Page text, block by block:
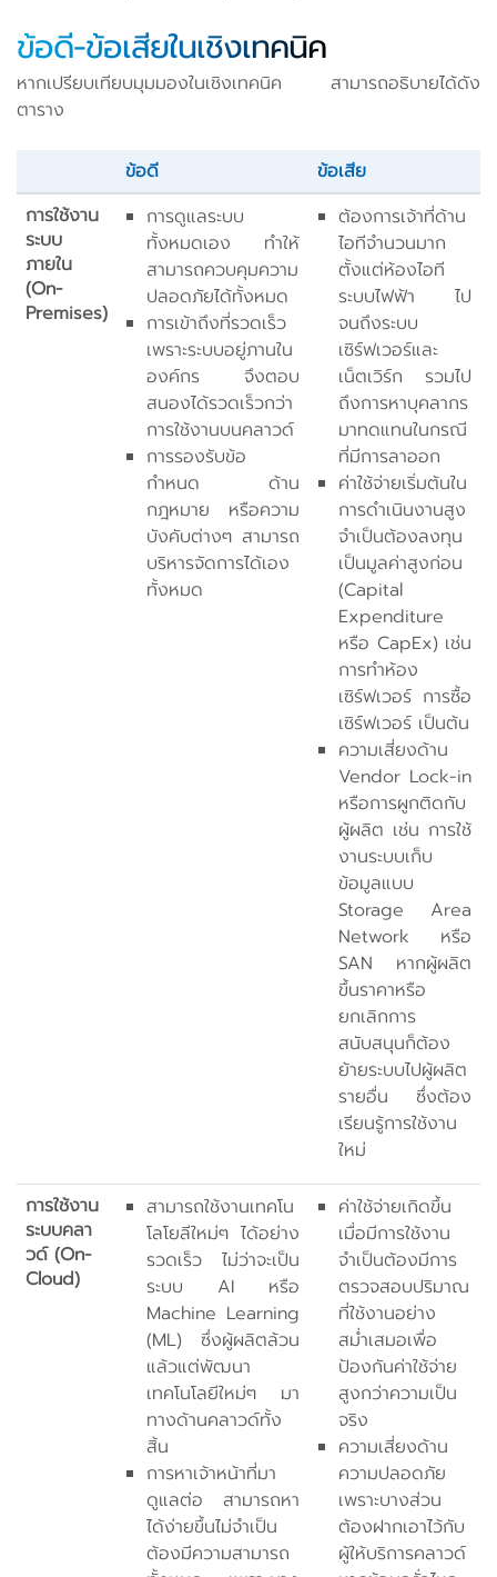
ข้อดี-ข้อเสียในเชิงเทคนิค
หากเปรียบเทียบมุมมองในเชิงเทคนิค สามารถอธิบายได้ดัง
ตาราง
ข้อดี
ข้อเสีย
การใช้งาน
ระบบ
ภายใน
(On-
Premises)
การดูแลระบบ
ทั้งหมดเอง ทำให้
สามารถควบคุมความ
ปลอดภัยได้ทั้งหมด
การเข้าถึงที่รวดเร็ว
เพราะระบบอยู่ภานใน
องค์กร จึงตอบ
สนองได้รวดเร็วกว่า
การใช้งานบนคลาวด์
การรองรับข้อ
กำหนด ด้าน
กฎหมาย หรือความ
บังคับต่างๆ สามารถ
บริหารจัดการได้เอง
ทั้งหมด
ต้องการเจ้าที่ด้าน
ไอทีจำนวนมาก
ตั้งแต่ห้องไอที
ระบบไฟฟ้า ไป
จนถึงระบบ
เซิร์ฟเวอร์และ
เน็ตเวิร์ก รวมไป
ถึงการหาบุคลากร
มาทดแทนในกรณี
ที่มีการลาออก
ค่าใช้จ่ายเริ่มต้นใน
การดำเนินงานสูง
จำเป็นต้องลงทุน
เป็นมูลค่าสูงก่อน
(Capital
Expenditure
หรือ CapEx) เช่น
การทำห้อง
เซิร์ฟเวอร์ การซื้อ
เซิร์ฟเวอร์ เป็นต้น
ความเสี่ยงด้าน
Vendor Lock-in
หรือการผูกติดกับ
ผู้ผลิต เช่น การใช้
งานระบบเก็บ
ข้อมูลแบบ
Storage Area
Network หรือ
SAN หากผู้ผลิต
ขึ้นราคาหรือ
ยกเลิกการ
สนับสนุนก็ต้อง
ย้ายระบบไปผู้ผลิต
รายอื่น ซึ่งต้อง
เรียนรู้การใช้งาน
ใหม่
การใช้งาน
ระบบคลา
วด์ (On-
Cloud)
สามารถใช้งานเทคโน
โลโยลีใหม่ๆ ได้อย่าง
รวดเร็ว ไม่ว่าจะเป็น
ระบบ AI หรือ
Machine Learning
(ML) ซึ่งผู้ผลิตล้วน
แล้วแต่พัฒนา
เทคโนโลยีใหม่ๆ มา
ทางด้านคลาวด์ทั้ง
สิ้น
การหาเจ้าหน้าที่มา
ดูแลต่อ สามารถหา
ได้ง่ายขึ้นไม่จำเป็น
ต้องมีความสามารถ
ค่าใช้จ่ายเกิดขึ้น
เมื่อมีการใช้งาน
จำเป็นต้องมีการ
ตรวจสอบปริมาณ
ที่ใช้งานอย่าง
สม่ำเสมอเพื่อ
ป้องกันค่าใช้จ่าย
สูงกว่าความเป็น
จริง
ความเสี่ยงด้าน
ความปลอดภัย
เพราะบางส่วน
ต้องฝากเอาไว้กับ
ผู้ให้บริการคลาวด์